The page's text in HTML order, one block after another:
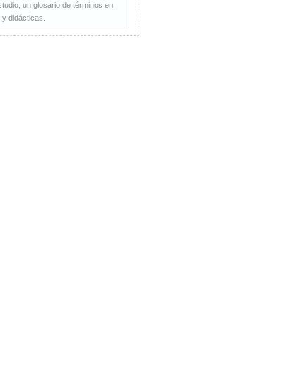
un glosario de términos en
didácticas.